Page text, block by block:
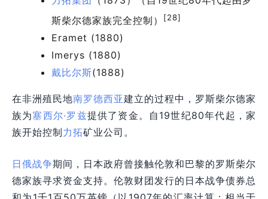
斯柴尔德家族完全控制）
[28]
Eramet (1880)
Imerys (1880)
戴比尔斯(1888)
在非洲殖民地南罗德西亚建立的过程中，罗斯柴尔德家
族为塞西尔·罗兹提供了资金。自19世纪80年代起，家
族开始控制力拓矿业公司。
日俄战争期间，日本政府曾接触伦敦和巴黎的罗斯柴尔
德家族寻求资金支持。伦敦财团发行的日本战争债券总